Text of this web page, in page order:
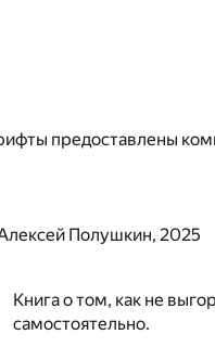
предоставлены
Полушкин, 2025
Книга о том, как не
самостоятельно.